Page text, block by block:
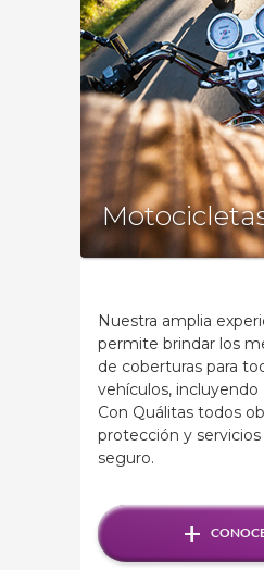
Nuestra amplia
permite brindar los
de coberturas para
vehículos,
Con Quálitas todos
protección y servicios
seguro.
+